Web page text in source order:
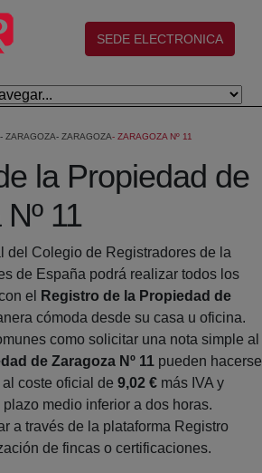
(abre en nueva ventana)
SEDE ELECTRONICA
ZARAGOZA ZARAGOZA ZARAGOZA Nº 11
la Propiedad de
11
del Colegio de Registradores de la
de España podrá realizar todos los
el
Registro de la Propiedad de
cómoda desde su casa u oficina.
como solicitar una nota simple al
de Zaragoza Nº 11 pueden hacerse
coste oficial de 9,02 € más IVA y
medio inferior a dos horas.
a través de la plataforma Registro
de fincas o certificaciones.